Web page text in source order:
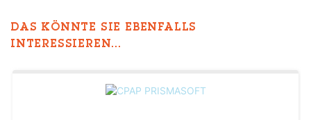
DAS KÖNNTE SIE EBENFALLS
INTERESSIEREN...